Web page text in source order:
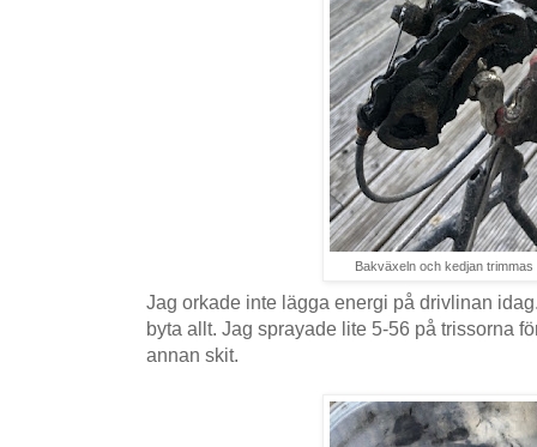
Bakväxeln och kedjan trimmas
Jag orkade inte lägga energi på drivlinan
byta allt. Jag sprayade lite 5-56 på trissorna
annan skit.